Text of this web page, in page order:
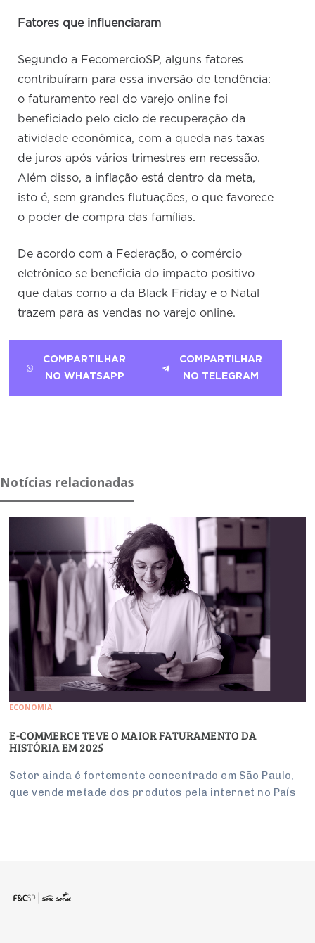
Fatores que influenciaram
Segundo a FecomercioSP, alguns fatores
contribuíram para essa inversão de tendência:
o faturamento real do varejo online foi
beneficiado pelo ciclo de recuperação da
atividade econômica, com a queda nas taxas
de juros após vários trimestres em recessão.
Além disso, a inflação está dentro da meta,
isto é, sem grandes flutuações, o que favorece
o poder de compra das famílias.
De acordo com a Federação, o comércio
eletrônico se beneficia do impacto positivo
que datas como a da Black Friday e o Natal
trazem para as vendas no varejo online.
COMPARTILHAR
NO WHATSAPP
COMPARTILHAR
NO TELEGRAM
Notícias relacionadas
ECONOMIA
E-COMMERCE TEVE O MAIOR FATURAMENTO DA
HISTÓRIA EM 2025
Setor ainda é fortemente concentrado em São Paulo,
que vende metade dos produtos pela internet no País